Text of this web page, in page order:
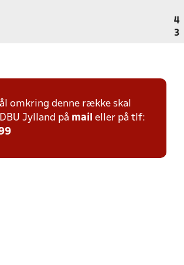
4
3
omkring denne række skal
Jylland på mail eller på tlf: